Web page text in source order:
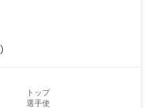
トップ
選手使